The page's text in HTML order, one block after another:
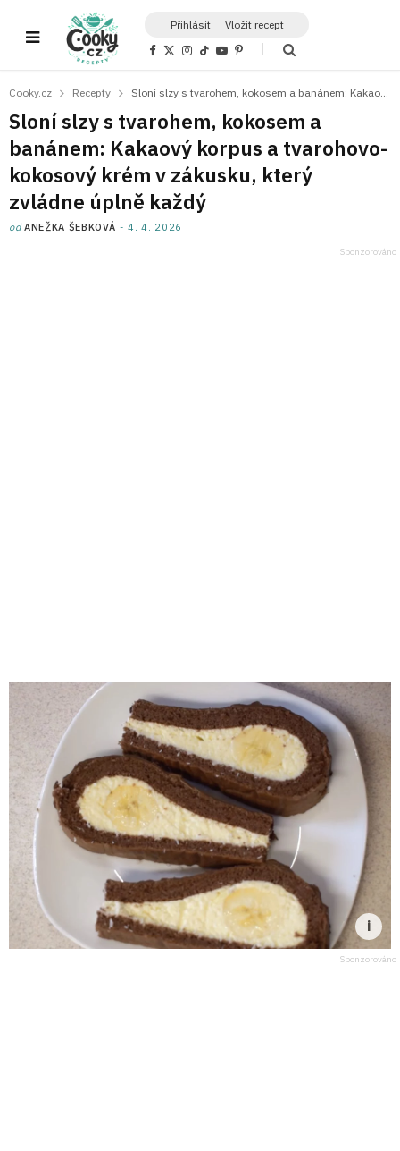
Přihlásit Vložit recept
F
b
o
k
X
i
t
e
r
)
I
a
r
a
m
T
o
Y
u
e
P
e
e
s
t
Cooky.cz Recepty
Sloní slzy s tvarohem, kokosem a
banánem: Kakaový korpus a tvarohovo-
kokosový krém v zákusku, který
zvládne úplně každý
odANEŽKA ŠEBKOVÁ 4. 4. 2026